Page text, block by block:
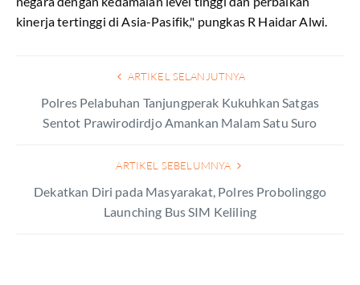
kinerja tertinggi di Asia-Pasifik," pungkas R Haidar Alwi.
ARTIKEL SELANJUTNYA
Polres Pelabuhan Tanjungperak Kukuhkan Satgas
Sentot Prawirodirdjo Amankan Malam Satu Suro
ARTIKEL SEBELUMNYA
Dekatkan Diri pada Masyarakat, Polres Probolinggo
Launching Bus SIM Keliling